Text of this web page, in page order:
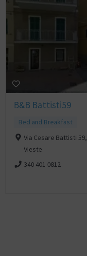
B&B Battisti59
Bed and Breakfast
Via Cesare Battisti 59,
Vieste
340 401 0812